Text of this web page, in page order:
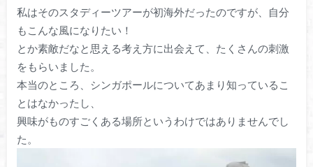
私はそのスタディーツアーが初海外だったのですが、自分
もこんな風になりたい！
とか素敵だなと思える考え方に出会えて、たくさんの刺激
をもらいました。
本当のところ、シンガポールについてあまり知っているこ
とはなかったし、
興味がものすごくある場所というわけではありませんでし
た。